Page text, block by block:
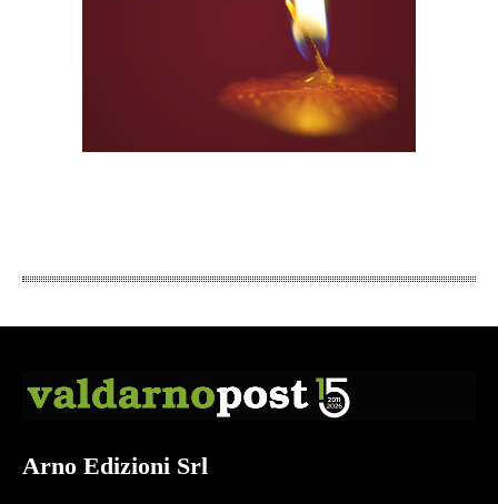
Arno Edizioni Srl